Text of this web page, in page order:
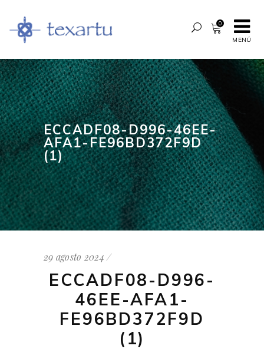
MENÚ
0
ECCADF08-D996-46EE-
AFA1-FE96BD372F9D
(1)
29 agosto 2024
ECCADF08-D996-
46EE-AFA1-
FE96BD372F9D
(1)